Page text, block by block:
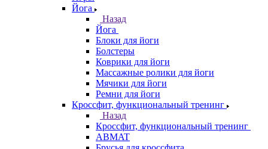
Йога
Назад
Йога
Блоки для йоги
Болстеры
Коврики для йоги
Массажные ролики для йоги
Мячики для йоги
Ремни для йоги
Кроссфит, функциональный тренинг
Назад
Кроссфит, функциональный тренинг
ABMAT